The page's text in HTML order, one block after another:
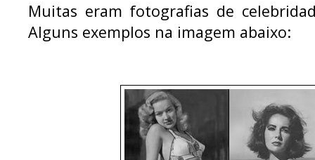
Muitas eram fotografias de
Alguns exemplos na imagem abaixo: